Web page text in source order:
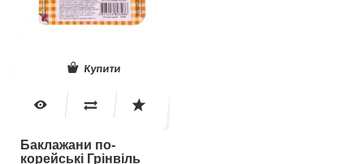
Купити
Баклажани по-
корейські Грінвіль